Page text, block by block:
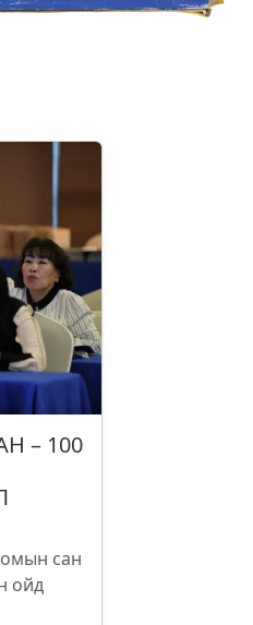
– 100
сан
ойд